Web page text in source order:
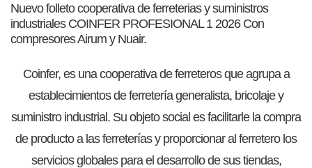
Nuevo folleto cooperativa de ferreterias y suministros
industriales COINFER PROFESIONAL 1 2026 Con
compresores Airum y Nuair.
Coinfer, es una cooperativa de ferreteros que agrupa a
establecimientos de ferretería generalista, bricolaje y
suministro industrial. Su objeto social es facilitarle la compra
de producto a las ferreterías y proporcionar al ferretero los
servicios globales para el desarrollo de sus tiendas,